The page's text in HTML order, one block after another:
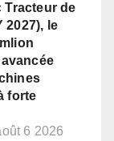
Tracteur de
2027), le
forte
6 2026